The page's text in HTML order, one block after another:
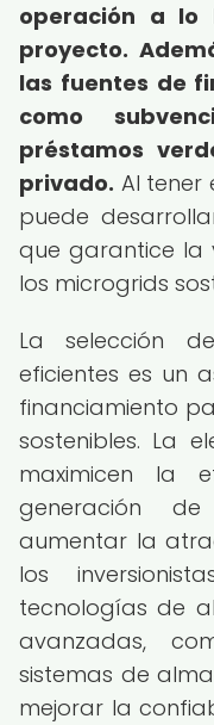
operación a
proyecto.
las fuentes de
como
préstamos
privado. Al tener
puede
que garantice la
los microgrids
La selección
eficientes es un
financiamiento
sostenibles. La
maximicen la
generación
aumentar la
los
tecnologías de
avanzadas,
sistemas de
mejorar la